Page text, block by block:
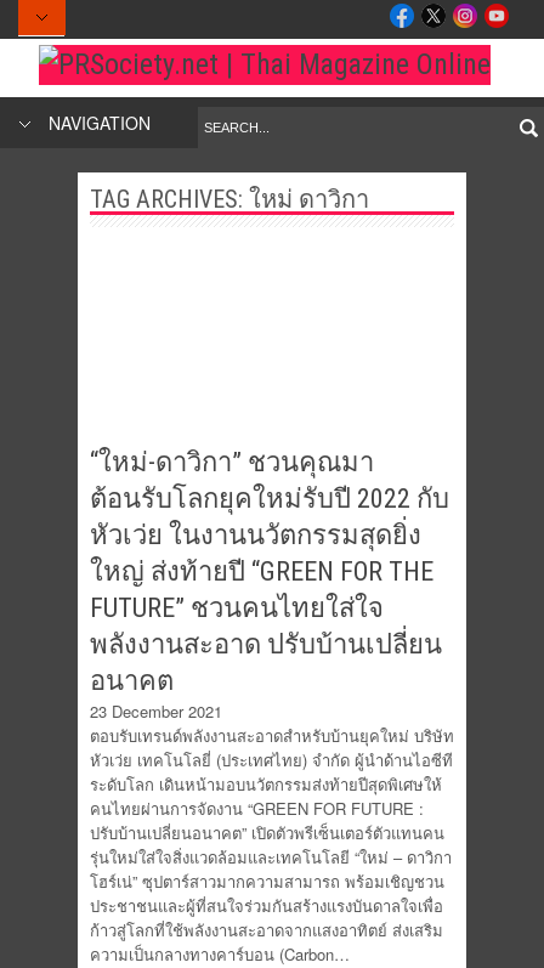
NAVIGATION
TAG ARCHIVES: ใหม่ ดาวิกา
“ใหม่-ดาวิกา” ชวนคุณมา
ต้อนรับโลกยุคใหม่รับปี 2022 กับ
หัวเว่ย ในงานนวัตกรรมสุดยิ่ง
ใหญ่ ส่งท้ายปี “GREEN FOR THE
FUTURE” ชวนคนไทยใส่ใจ
พลังงานสะอาด ปรับบ้านเปลี่ยน
อนาคต
23 December 2021
ตอบรับเทรนด์พลังงานสะอาดสำหรับบ้านยุคใหม่ บริษัท
หัวเว่ย เทคโนโลยี่ (ประเทศไทย) จำกัด ผู้นำด้านไอซีที
ระดับโลก เดินหน้ามอบนวัตกรรมส่งท้ายปีสุดพิเศษให้
คนไทยผ่านการจัดงาน “GREEN FOR FUTURE :
ปรับบ้านเปลี่ยนอนาคต” เปิดตัวพรีเซ็นเตอร์ตัวแทนคน
รุ่นใหม่ใส่ใจสิ่งแวดล้อมและเทคโนโลยี “ใหม่ – ดาวิกา
โฮร์เน่” ซุปตาร์สาวมากความสามารถ พร้อมเชิญชวน
ประชาชนและผู้ที่สนใจร่วมกันสร้างแรงบันดาลใจเพื่อ
ก้าวสู่โลกที่ใช้พลังงานสะอาดจากแสงอาทิตย์ ส่งเสริม
ความเป็นกลางทางคาร์บอน (Carbon…